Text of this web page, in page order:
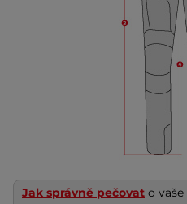
Jak správně pečovat o vaše